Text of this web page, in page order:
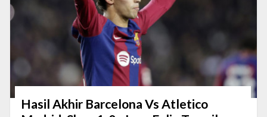
Hasil Akhir Barcelona Vs Atletico